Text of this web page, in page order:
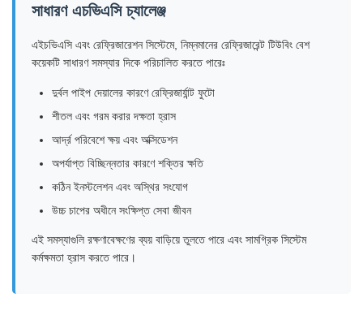
সাধারণ এচভিএসি চ্যালেঞ্জ
এইচভিএসি এবং রেফ্রিজারেশন সিস্টেমে, নিম্নমানের রেফ্রিজারেন্ট টিউবিং বেশ
কয়েকটি সাধারণ সমস্যার দিকে পরিচালিত করতে পারেঃ
দুর্বল পাইপ দেয়ালের কারণে রেফ্রিজার্যান্ট ফুটো
শীতল এবং গরম করার দক্ষতা হ্রাস
আর্দ্র পরিবেশে ক্ষয় এবং অক্সিডেশন
অপর্যাপ্ত বিচ্ছিন্নতার কারণে শক্তির ক্ষতি
কঠিন ইনস্টলেশন এবং অস্থির সংযোগ
উচ্চ চাপের অধীনে সংক্ষিপ্ত সেবা জীবন
এই সমস্যাগুলি রক্ষণাবেক্ষণের ব্যয় বাড়িয়ে তুলতে পারে এবং সামগ্রিক সিস্টেম
কর্মক্ষমতা হ্রাস করতে পারে।